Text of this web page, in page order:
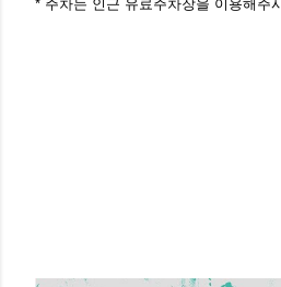
* 주차는 인근 유료주차장을 이용해주